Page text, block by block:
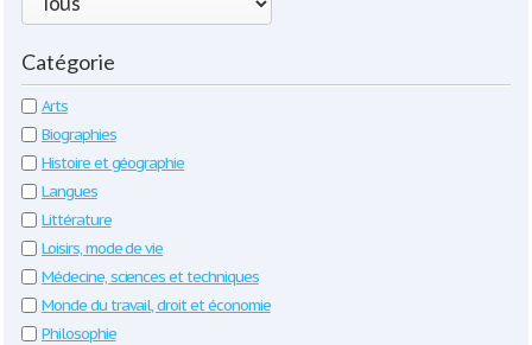
Catégorie
Arts
Biographies
Histoire et géographie
Langues
Littérature
Loisirs, mode de vie
Médecine, sciences et techniques
Monde du travail, droit et économie
Philosophie